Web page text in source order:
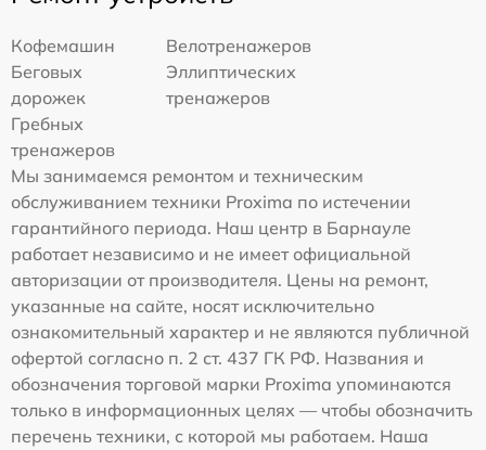
Кофемашин
Велотренажеров
Беговых
дорожек
Эллиптических
тренажеров
Гребных
тренажеров
Мы занимаемся ремонтом и техническим
обслуживанием техники Proxima по истечении
гарантийного периода. Наш центр в Барнауле
работает независимо и не имеет официальной
авторизации от производителя. Цены на ремонт,
указанные на сайте, носят исключительно
ознакомительный характер и не являются публичной
офертой согласно п. 2 ст. 437 ГК РФ. Названия и
обозначения торговой марки Proxima упоминаются
только в информационных целях — чтобы обозначить
перечень техники, с которой мы работаем. Наша